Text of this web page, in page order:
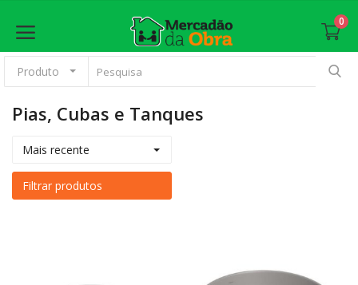
0
Produto
Anunciar
Principal
Materiais Básicos
Pias, Cubas e Tanques
Mais recente
Filtrar produtos